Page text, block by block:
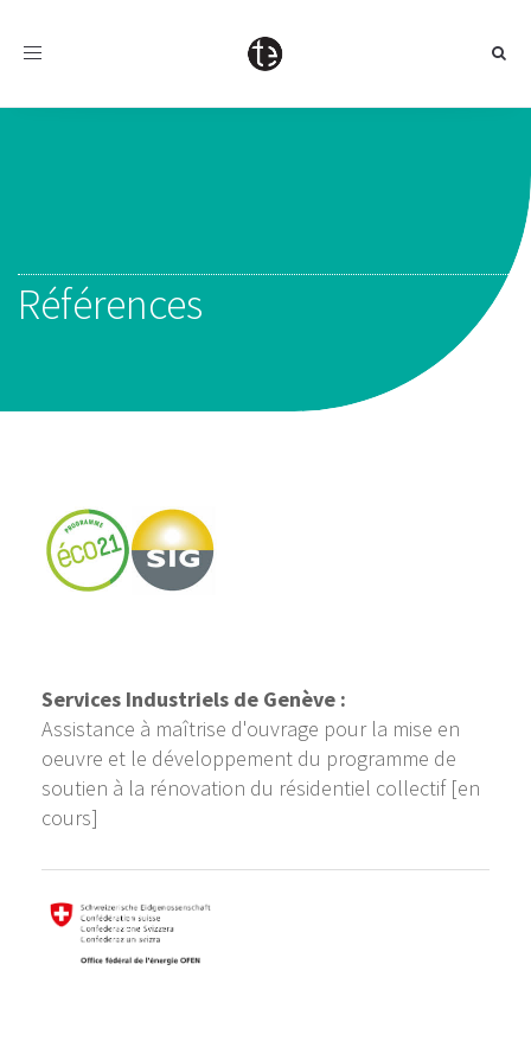
Toggle
Références
Services Industriels de Genève :
Assistance à maîtrise d'ouvrage pour la mise en
oeuvre et le développement du programme de
soutien à la rénovation du résidentiel collectif [en
cours]